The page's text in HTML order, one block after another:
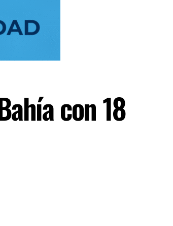
con 18